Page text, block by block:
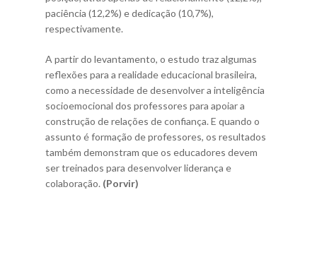
paciência (12,2%) e dedicação (10,7%),
respectivamente.
A partir do levantamento, o estudo traz algumas
reflexões para a realidade educacional brasileira,
como a necessidade de desenvolver a inteligência
socioemocional dos professores para apoiar a
construção de relações de confiança. E quando o
assunto é formação de professores, os resultados
também demonstram que os educadores devem
ser treinados para desenvolver liderança e
colaboração. (Porvir)